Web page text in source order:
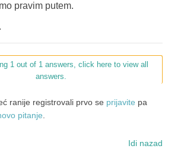
pravim putem.
1 out of 1 answers, click here to view all
answers.
ranije registrovali prvo se prijavite pa
pitanje.
Idi nazad